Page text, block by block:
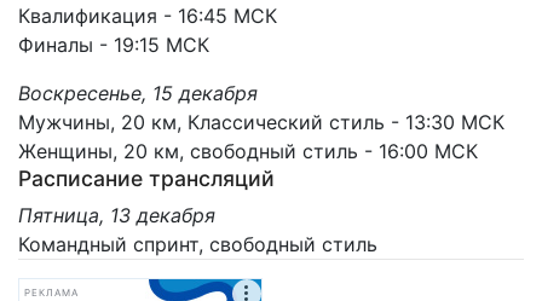
Квалификация - 16:45 МСК
Финалы - 19:15 МСК
Воскресенье, 15 декабря
Мужчины, 20 км, Классический стиль - 13:30 МСК
Женщины, 20 км, свободный стиль - 16:00 МСК
Расписание трансляций
Пятница, 13 декабря
Командный спринт, свободный стиль
РЕКЛАМА